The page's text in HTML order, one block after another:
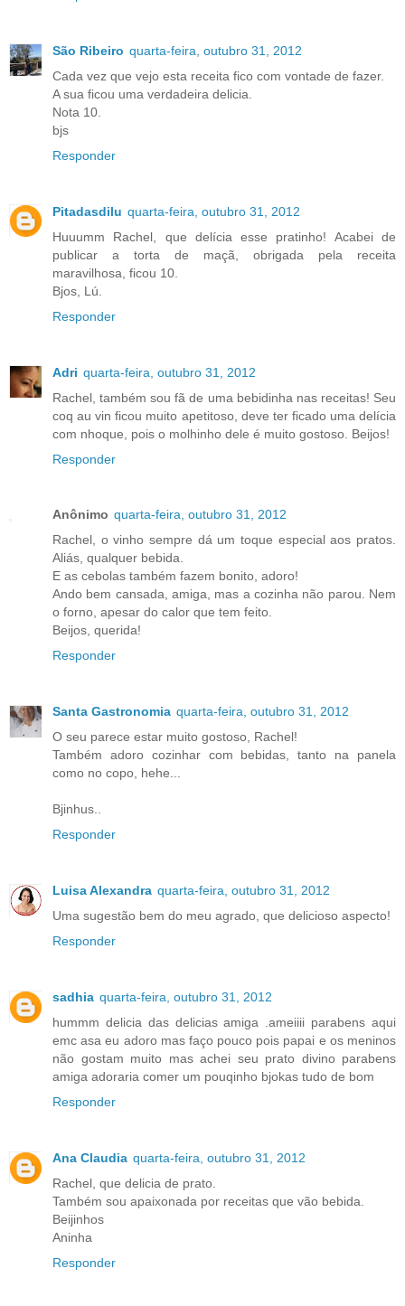
São Ribeiro quarta-feira, outubro 31, 2012
Cada vez que vejo esta receita fico com vontade de fazer.
A sua ficou uma verdadeira delicia.
Nota 10.
bjs
Responder
Pitadasdilu quarta-feira, outubro 31, 2012
Huuumm Rachel, que delícia esse pratinho! Acabei de
publicar a torta de maçã, obrigada pela receita
maravilhosa, ficou 10.
Bjos, Lú.
Responder
Adri quarta-feira, outubro 31, 2012
Rachel, também sou fã de uma bebidinha nas receitas! Seu
coq au vin ficou muito apetitoso, deve ter ficado uma delícia
com nhoque, pois o molhinho dele é muito gostoso. Beijos!
Responder
Anônimo quarta-feira, outubro 31, 2012
Rachel, o vinho sempre dá um toque especial aos pratos.
Aliás, qualquer bebida.
E as cebolas também fazem bonito, adoro!
Ando bem cansada, amiga, mas a cozinha não parou. Nem
o forno, apesar do calor que tem feito.
Beijos, querida!
Responder
Santa Gastronomia quarta-feira, outubro 31, 2012
O seu parece estar muito gostoso, Rachel!
Também adoro cozinhar com bebidas, tanto na panela
como no copo, hehe...
Bjinhus..
Responder
Luisa Alexandra quarta-feira, outubro 31, 2012
Uma sugestão bem do meu agrado, que delicioso aspecto!
Responder
sadhia quarta-feira, outubro 31, 2012
hummm delicia das delicias amiga .ameiiii parabens aqui
emc asa eu adoro mas faço pouco pois papai e os meninos
não gostam muito mas achei seu prato divino parabens
amiga adoraria comer um pouqinho bjokas tudo de bom
Responder
Ana Claudia quarta-feira, outubro 31, 2012
Rachel, que delicia de prato.
Também sou apaixonada por receitas que vão bebida.
Beijinhos
Aninha
Responder